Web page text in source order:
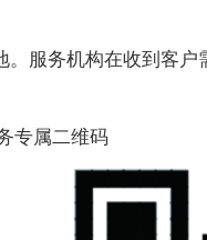
。服务机构在收到客
专属二维码